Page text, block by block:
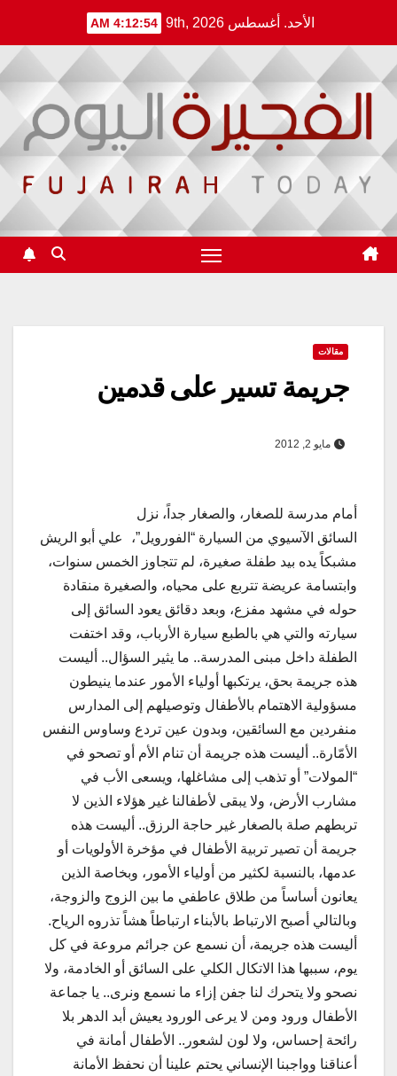
content
الأحد. أغسطس 9th, 2026 4:12:54 AM
مقالات
جريمة تسير على قدمين
مايو 2, 2012
علي أبو الريش
أمام مدرسة للصغار، والصغار جداً، نزل
السائق الآسيوي من السيارة “الفورويل”،
مشبكاً يده بيد طفلة صغيرة، لم تتجاوز الخمس سنوات،
وابتسامة عريضة تتربع على محياه، والصغيرة منقادة
حوله في مشهد مفزع، وبعد دقائق يعود السائق إلى
سيارته والتي هي بالطبع سيارة الأرباب، وقد اختفت
الطفلة داخل مبنى المدرسة.. ما يثير السؤال.. أليست
هذه جريمة بحق، يرتكبها أولياء الأمور عندما ينيطون
مسؤولية الاهتمام بالأطفال وتوصيلهم إلى المدارس
منفردين مع السائقين، وبدون عين تردع وساوس النفس
الأمّارة.. أليست هذه جريمة أن تنام الأم أو تصحو في
“المولات” أو تذهب إلى مشاغلها، ويسعى الأب في
مشارب الأرض، ولا يبقى لأطفالنا غير هؤلاء الذين لا
تربطهم صلة بالصغار غير حاجة الرزق.. أليست هذه
جريمة أن تصير تربية الأطفال في مؤخرة الأولويات أو
عدمها، بالنسبة لكثير من أولياء الأمور، وبخاصة الذين
يعانون أساساً من طلاق عاطفي ما بين الزوج والزوجة،
وبالتالي أصبح الارتباط بالأبناء ارتباطاً هشاً تذروه الرياح.
أليست هذه جريمة، أن نسمع عن جرائم مروعة في كل
يوم، سببها هذا الاتكال الكلي على السائق أو الخادمة، ولا
نصحو ولا يتحرك لنا جفن إزاء ما نسمع ونرى.. يا جماعة
الأطفال ورود ومن لا يرعى الورود يعيش أبد الدهر بلا
رائحة إحساس، ولا لون لشعور.. الأطفال أمانة في
أعناقنا وواجبنا الإنساني يحتم علينا أن نحفظ الأمانة